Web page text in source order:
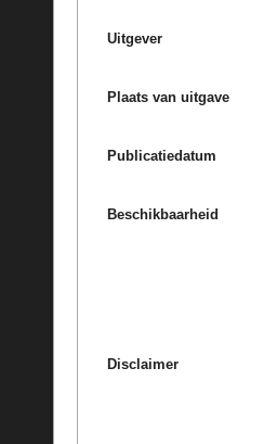
Uitgever
Plaats van uitgave
Publicatiedatum
Beschikbaarheid
Disclaimer